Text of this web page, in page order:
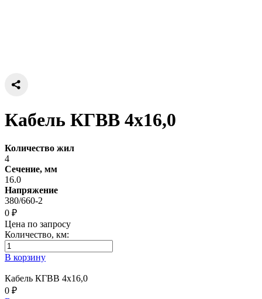
Кабель КГВВ 4х16,0
Количество жил
4
Сечение, мм
16.0
Напряжение
380/660-2
0 ₽
Цена по запросу
Количество, км:
В корзину
Кабель КГВВ 4х16,0
0 ₽